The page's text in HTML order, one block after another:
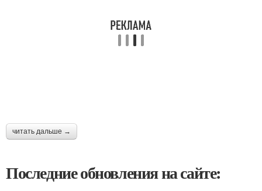
читать дальше →
Последние обновления на сайте: